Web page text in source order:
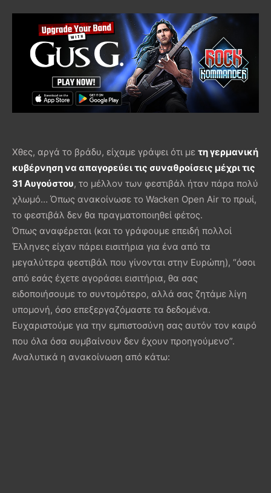
Χθες, αργά το βράδυ, είχαμε γράψει ότι με τη γερμανική
κυβέρνηση να απαγορεύει τις συναθροίσεις μέχρι τις
31 Αυγούστου, το μέλλον των φεστιβάλ ήταν πάρα πολύ
χλωμό… Όπως ανακοίνωσε το Wacken Open Air το πρωί,
το φεστιβάλ δεν θα πραγματοποιηθεί φέτος.
Όπως αναφέρεται (και το γράφουμε επειδή πολλοί
Έλληνες είχαν πάρει εισιτήρια για ένα από τα
μεγαλύτερα φεστιβάλ που γίνονται στην Ευρώπη), “όσοι
από εσάς έχετε αγοράσει εισιτήρια, θα σας
ειδοποιήσουμε το συντομότερο, αλλά σας ζητάμε λίγη
υπομονή, όσο επεξεργαζόμαστε τα δεδομένα.
Ευχαριστούμε για την εμπιστοσύνη σας αυτόν τον καιρό
που όλα όσα συμβαίνουν δεν έχουν προηγούμενο”.
Αναλυτικά η ανακοίνωση από κάτω: